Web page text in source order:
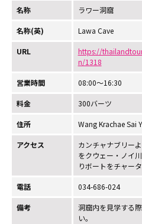
名称 ラワー洞窟
名称(英) Lawa Cave
URL
https://
n/1318
営業時間 08:00～16:30
料金 300バーツ
住所 Wang Krachae Sai
アクセス
カンチャナブリー
をクウェー・ノイ
りボートをチャー
電話 034-686-024
備考
洞窟内を見学する
い。